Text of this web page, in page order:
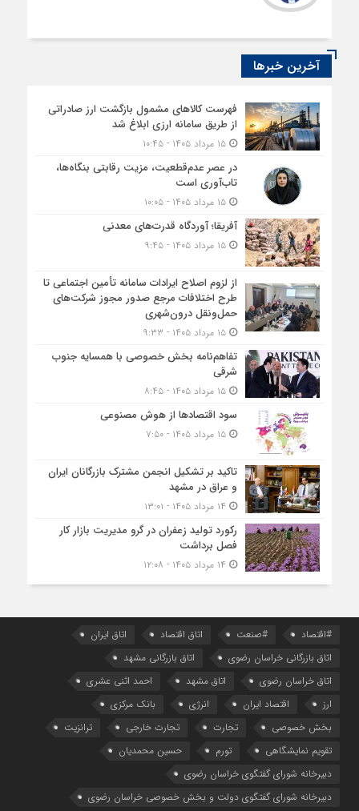
آخرین خبرها
فهرست کالاهای مشمول بازگشت ارز صادراتی
از طریق سامانه ارزی ابلاغ شد
۱۵ مرداد ۱۴۰۵ - ۱۰:۴۵
در عصر عدم‌قطعیت، مزیت رقابتی بنگاه‌ها،
تاب‌آوری است
۱۵ مرداد ۱۴۰۵ - ۱۰:۰۵
آفریقا؛ آوردگاه قدرت‌های معدنی
۱۵ مرداد ۱۴۰۵ - ۹:۴۵
از لزوم اصلاح ایرادات سامانه تأمین اجتماعی تا
طرح اختلافات مرجع صدور مجوز شرکت‌های
حمل‌ونقل درون‌شهری
۱۵ مرداد ۱۴۰۵ - ۹:۳۳
تفاهم‌نامه بخش خصوصی با همسایه جنوب
شرقی
۱۵ مرداد ۱۴۰۵ - ۸:۴۵
سود اقتصاد‌ها از هوش مصنوعی
۱۵ مرداد ۱۴۰۵ - ۷:۵۰
تاکید بر تشکیل انجمن مشترک بازرگانان ایران
و عراق در مشهد
رکورد تولید زعفران در گرو مدیریت بازار کار
فصل برداشت
#اقتصاد #صنعت اتاق اقتصاد
اتاق ایران
اتاق بازرگانی خراسان رضوی
اتاق بازرگانی مشهد
اتاق خراسان رضوی
اتاق مشهد
احمد اثنی عشری
ارز
اقتصاد ایران انرژی
بانک مرکزی
بخش خصوصی
تجارت تجارت خارجی
ترانزیت
تقویم نمایشگاهی
تورم
حسین محمدیان
دبیرخانه شورای گفتگوی خراسان رضوی
دبیرخانه شورای گفتگوی دولت و بخش خصوصی خراسان رضوی